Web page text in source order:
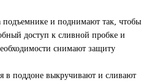
и поднимают так, чтобы
доступ к сливной пробке и
снимают защиту
в поддоне выкручивают и сливают